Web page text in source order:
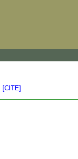
[CITE]